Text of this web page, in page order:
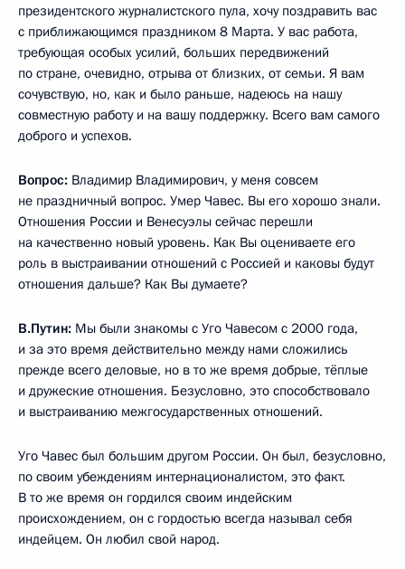
президентского журналистского пула, хочу поздравить вас
с приближающимся праздником 8 Марта. У вас работа,
требующая особых усилий, больших передвижений
по стране, очевидно, отрыва от близких, от семьи. Я вам
сочувствую, но, как и было раньше, надеюсь на нашу
совместную работу и на вашу поддержку. Всего вам самого
доброго и успехов.
Вопрос: Владимир Владимирович, у меня совсем
не праздничный вопрос. Умер Чавес. Вы его хорошо знали.
Отношения России и Венесуэлы сейчас перешли
на качественно новый уровень. Как Вы оцениваете его
роль в выстраивании отношений с Россией и каковы будут
отношения дальше? Как Вы думаете?
В.Путин: Мы были знакомы с Уго Чавесом с 2000 года,
и за это время действительно между нами сложились
прежде всего деловые, но в то же время добрые, тёплые
и дружеские отношения. Безусловно, это способствовало
и выстраиванию межгосударственных отношений.
Уго Чавес был большим другом России. Он был, безусловно,
по своим убеждениям интернационалистом, это факт.
В то же время он гордился своим индейским
происхождением, он с гордостью всегда называл себя
индейцем. Он любил свой народ.